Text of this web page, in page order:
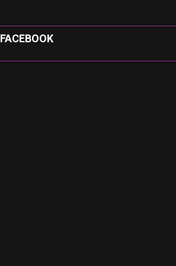
FACEBOOK